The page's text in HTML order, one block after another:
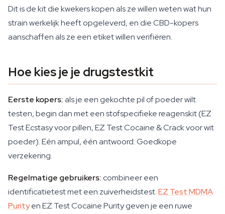
Dit is de kit die kwekers kopen als ze willen weten wat hun
strain werkelijk heeft opgeleverd, en die CBD-kopers
aanschaffen als ze een etiket willen verifiëren.
Hoe kies je je drugstestkit
Eerste kopers:als je een gekochte pil of poeder wilt
testen, begin dan met een stofspecifieke reagenskit (EZ
Test Ecstasy voor pillen, EZ Test Cocaine & Crack voor wit
poeder). Eén ampul, één antwoord. Goedkope
verzekering.
Regelmatige gebruikers: combineer een
identificatietest met een zuiverheidstest.EZ Test MDMA
Purityen EZ Test Cocaine Purity geven je een ruwe